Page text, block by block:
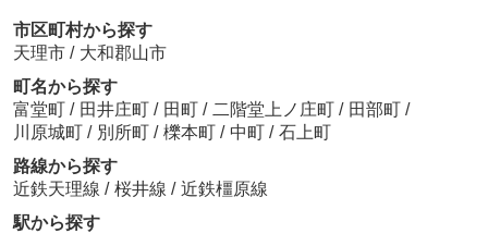
市区町村から探す
天理市 / 大和郡山市
町名から探す
富堂町 / 田井庄町 / 田町 / 二階堂上ノ庄町 / 田部町 /
川原城町 / 別所町 / 櫟本町 / 中町 / 石上町
路線から探す
近鉄天理線 / 桜井線 / 近鉄橿原線
駅から探す